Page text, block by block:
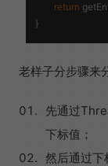
return
老样子分步骤来
先通过
下标值；
然后通过